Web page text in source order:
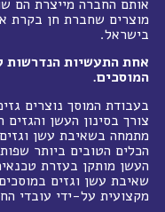
אותם החברה מייצרת הם
מוצרים שחברת חן בקרת
בישראל.
אחת התעשיות הנדרשות
המוסכים.
בעבודת המוסך נוצרים
צורך בסינון העשן
מתמחה בשאיבת עשן
הכלים הטובים ביותר
העשן מותקן בעזרת
שאיבת עשן וגזים
מקצועית על-ידי עובדי